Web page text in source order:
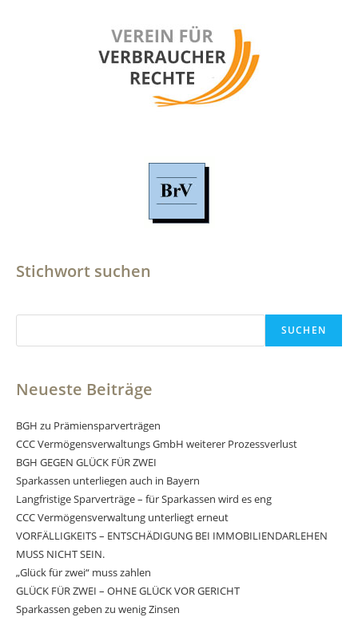
Stichwort suchen
SUCHEN
Neueste Beiträge
BGH zu Prämiensparverträgen
CCC Vermögensverwaltungs GmbH weiterer Prozessverlust
BGH GEGEN GLÜCK FÜR ZWEI
Sparkassen unterliegen auch in Bayern
Langfristige Sparverträge – für Sparkassen wird es eng
CCC Vermögensverwaltung unterliegt erneut
VORFÄLLIGKEITS – ENTSCHÄDIGUNG BEI IMMOBILIENDARLEHEN
MUSS NICHT SEIN.
„Glück für zwei“ muss zahlen
GLÜCK FÜR ZWEI – OHNE GLÜCK VOR GERICHT
Sparkassen geben zu wenig Zinsen